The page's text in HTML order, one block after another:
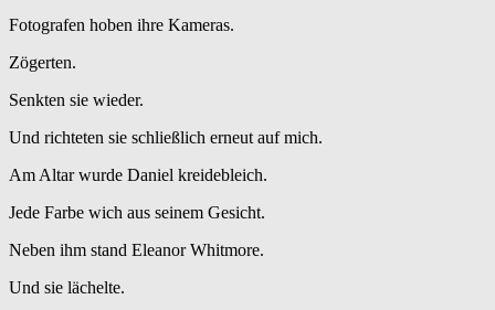
Fotografen hoben ihre Kameras.
Zögerten.
Senkten sie wieder.
Und richteten sie schließlich erneut auf mich.
Am Altar wurde Daniel kreidebleich.
Jede Farbe wich aus seinem Gesicht.
Neben ihm stand Eleanor Whitmore.
Und sie lächelte.